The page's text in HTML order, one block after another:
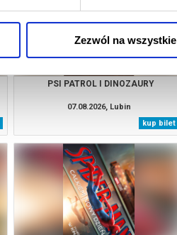
Zezwól na wszystkie
PSI PATROL I DINOZAURY
07.08.2026, Lubin
kup bilet